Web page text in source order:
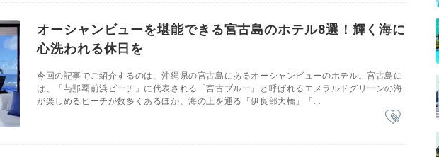
オーシャンビューを堪能できる宮古島のホテル8選！輝く海に
心洗われる休日を
今回の記事でご紹介するのは、沖縄県の宮古島にあるオーシャンビューのホテル。宮古島に
は、「与那覇前浜ビーチ」に代表される「宮古ブルー」と呼ばれるエメラルドグリーンの海
が楽しめるビーチが数多くあるほか、海の上を通る「伊良部大橋」「...